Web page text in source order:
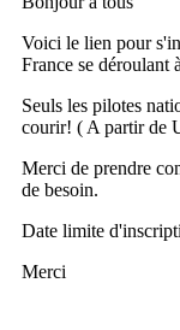
Voici le lien pour
France se déroulant
Seuls les pilotes
courir! ( A partir de
Merci de prendre
de besoin.
Date limite
Merci